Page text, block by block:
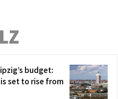
budget:
set to rise from